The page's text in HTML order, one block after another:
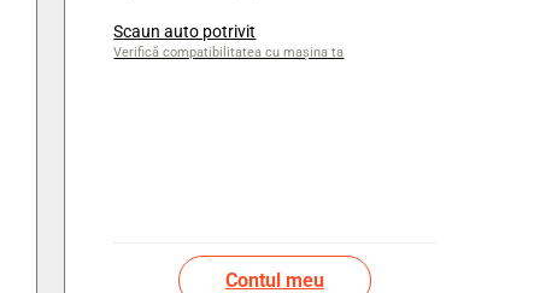
Scaun auto potrivit
Verifică compatibilitatea cu mașina ta
Contul meu